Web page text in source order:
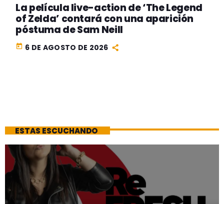
La película live-action de ‘The Legend
of Zelda’ contará con una aparición
póstuma de Sam Neill
today 6 DE AGOSTO DE 2026
ESTAS ESCUCHANDO